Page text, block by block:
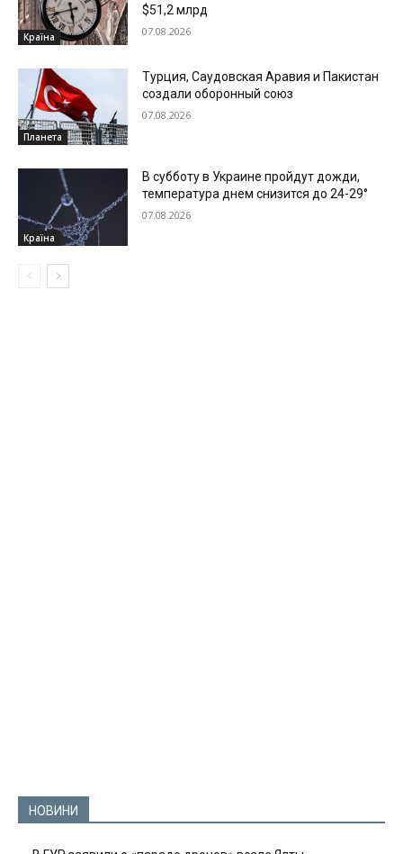
Країна
$51,2 млрд
07.08.2026
Планета
Турция, Саудовская Аравия и Пакистан
создали оборонный союз
07.08.2026
Країна
В субботу в Украине пройдут дожди,
температура днем снизится до 24-29°
07.08.2026
НОВИНИ